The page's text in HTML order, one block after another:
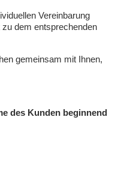
Vereinbarung
dem entsprechenden
gemeinsam mit Ihnen,
des Kunden beginnend